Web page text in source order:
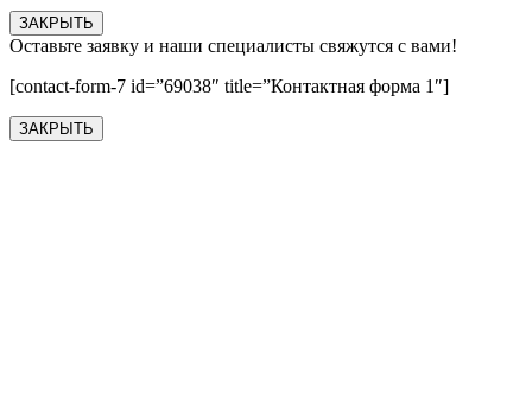
ЗАКРЫТЬ
Оставьте заявку и наши специалисты свяжутся с вами!
[contact-form-7 id=”69038″ title=”Контактная форма 1″]
ЗАКРЫТЬ